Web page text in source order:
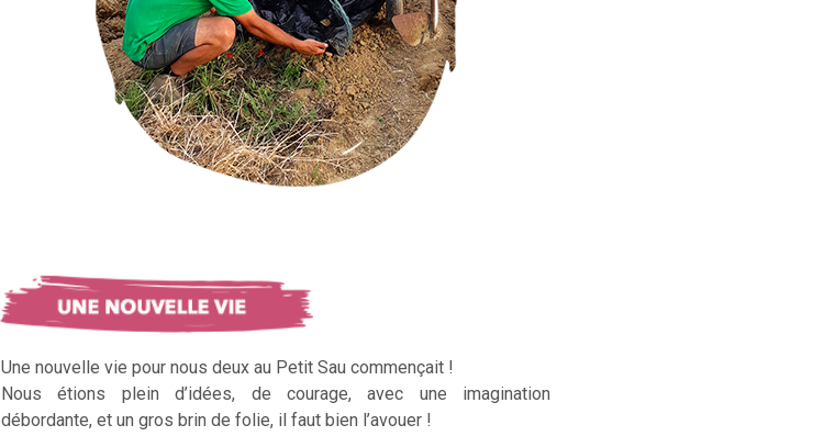
Une nouvelle vie pour nous deux au Petit Sau commençait !
Nous étions plein d’idées, de courage, avec une imagination
débordante, et un gros brin de folie, il faut bien l’avouer !